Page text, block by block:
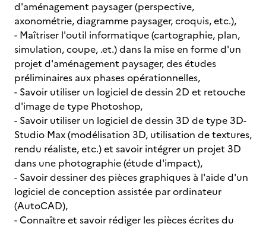
d'aménagement paysager (perspective,
axonométrie, diagramme paysager, croquis, etc.),
- Maîtriser l'outil in­formatique (cartographie, plan,
simulation, coupe, .et.) dans la mise en forme d'un
projet d'aménagement paysager, des études
préliminaires aux phases opérationnelles,
- Savoir utiliser un logiciel de dessin 2D et retouche
d'image de type Photoshop,
- Savoir utiliser un logiciel de dessin 3D de type 3D-
Studio Max (modélisation 3D, utilisation de textures,
rendu réaliste, etc.) et savoir intégrer un projet 3D
dans une photographie (étude d'impact),
- Savoir dessiner des pièces graphiques à l'aide d'un
logiciel de conception assistée par ordinateur
(AutoCAD),
- Connaître et savoir rédiger les pièces écrites du